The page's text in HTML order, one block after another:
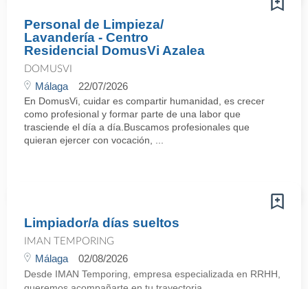
Personal de Limpieza/
Lavandería - Centro
Residencial DomusVi Azalea
DOMUSVI
Málaga 22/07/2026
En DomusVi, cuidar es compartir humanidad, es crecer
como profesional y formar parte de una labor que
trasciende el día a día.Buscamos profesionales que
quieran ejercer con vocación, ...
Limpiador/a días sueltos
IMAN TEMPORING
Málaga 02/08/2026
Desde IMAN Temporing, empresa especializada en RRHH,